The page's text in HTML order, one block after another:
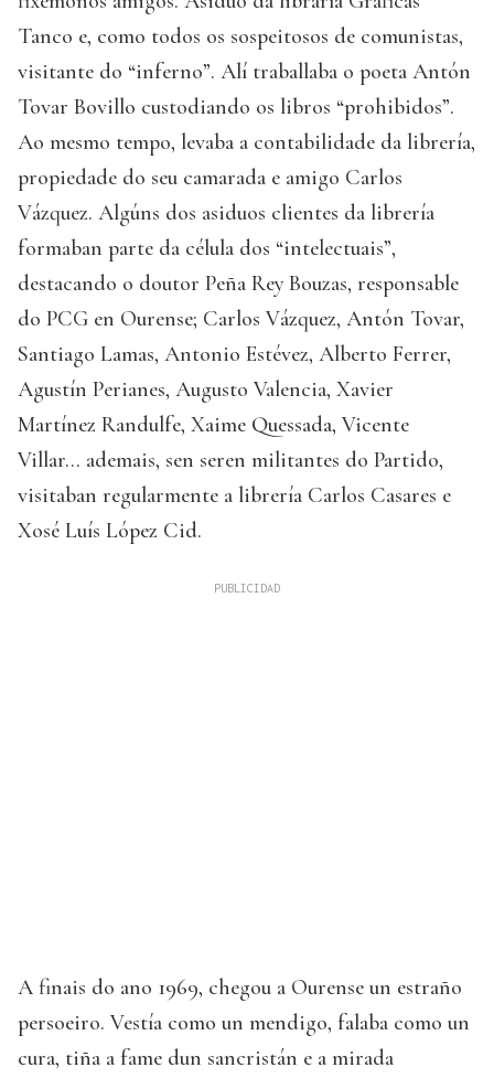
Tanco e, como todos os sospeitosos de comunistas,
visitante do “inferno”. Alí traballaba o poeta Antón
Tovar Bovillo custodiando os libros “prohibidos”.
Ao mesmo tempo, levaba a contabilidade da librería,
propiedade do seu camarada e amigo Carlos
Vázquez. Algúns dos asiduos clientes da librería
formaban parte da célula dos “intelectuais”,
destacando o doutor Peña Rey Bouzas, responsable
do PCG en Ourense; Carlos Vázquez, Antón Tovar,
Santiago Lamas, Antonio Estévez, Alberto Ferrer,
Agustín Perianes, Augusto Valencia, Xavier
Martínez Randulfe, Xaime Quessada, Vicente
Villar… ademais, sen seren militantes do Partido,
visitaban regularmente a librería Carlos Casares e
Xosé Luís López Cid.
A finais do ano 1969, chegou a Ourense un estraño
persoeiro. Vestía como un mendigo, falaba como un
cura, tiña a fame dun sancristán e a mirada